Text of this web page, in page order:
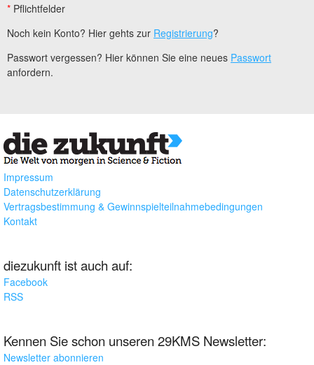
* Pflichtfelder
Noch kein Konto? Hier gehts zur Registrierung?
Passwort vergessen? Hier können Sie eine neues Passwort
anfordern.
Impressum
Datenschutzerklärung
Vertragsbestimmung & Gewinnspielteilnahmebedingungen
Kontakt
diezukunft ist auch auf:
Facebook
RSS
Kennen Sie schon unseren 29KMS Newsletter:
Newsletter abonnieren